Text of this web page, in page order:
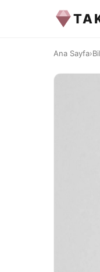
Ana Sayfa›